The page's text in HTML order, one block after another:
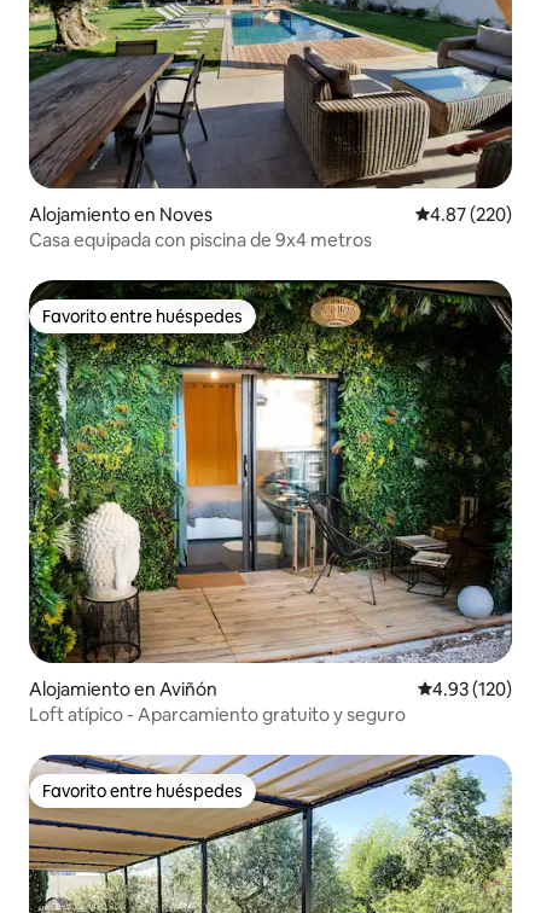
Alojamiento en Noves Calificación
4.87 (220)
Casa equipada con piscina de 9x4 metros
Favorito entre huéspedes
Favorito entre huéspedes
Alojamiento en Aviñón Calificación
4.93 (120)
Loft atípico - Aparcamiento gratuito y seguro
Favorito entre huéspedes
Favorito entre huéspedes